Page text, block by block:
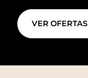
VER OFERTAS